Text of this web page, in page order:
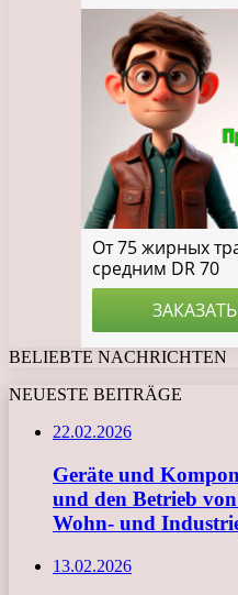
BELIEBTE NACHRICHTEN
NEUESTE BEITRÄGE
22.02.2026
Geräte und
und den Betrieb
Wohn- und
13.02.2026